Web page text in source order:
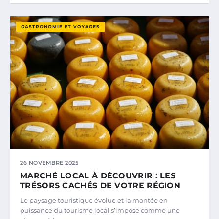
GASTRONOMIE ET VOYAGES
26 NOVEMBRE 2025
MARCHÉ LOCAL À DÉCOUVRIR : LES
TRÉSORS CACHÉS DE VOTRE RÉGION
Le paysage touristique évolue et la montée en
puissance du tourisme local s’impose comme une